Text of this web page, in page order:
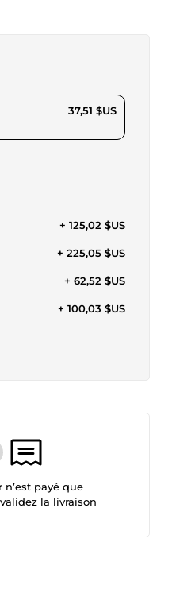
37,51 $US
+ 125,02 $US
+ 225,05 $US
+ 62,52 $US
+ 100,03 $US
n’est payé que
la livraison